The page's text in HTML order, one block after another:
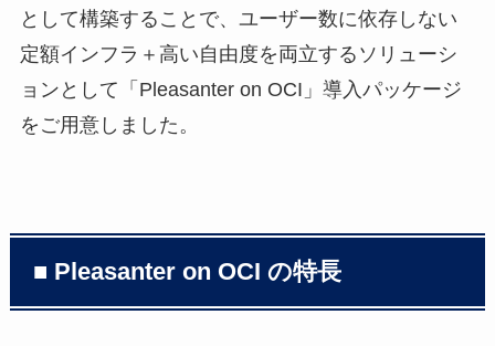
として構築することで、ユーザー数に依存しない
定額インフラ＋高い自由度を両立するソリューシ
ョンとして「Pleasanter on OCI」導入パッケージ
をご用意しました。
■ Pleasanter on OCI の特長